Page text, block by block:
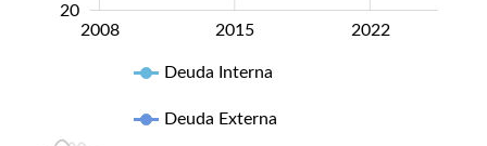
20
2022
2008 2015 2022
Deuda Interna
Deuda Externa